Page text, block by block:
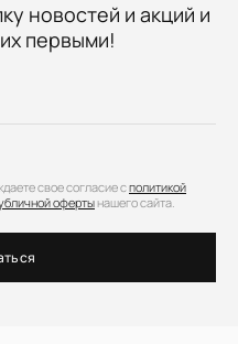
новостей и акций и
первыми!
свое согласие сполитикой
офертынашего сайта.